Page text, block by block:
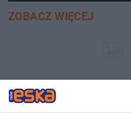
ZOBACZ WIĘCEJ